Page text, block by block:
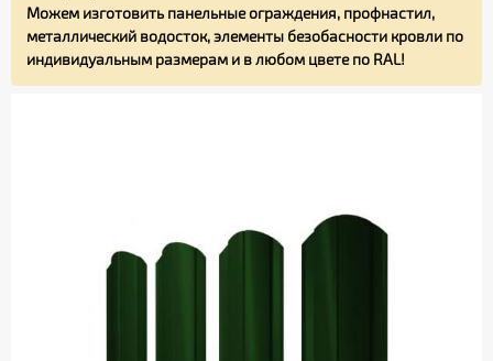
Можем изготовить панельные ограждения, профнастил,
металлический водосток, элементы безобасности кровли по
индивидуальным размерам и в любом цвете по RAL!